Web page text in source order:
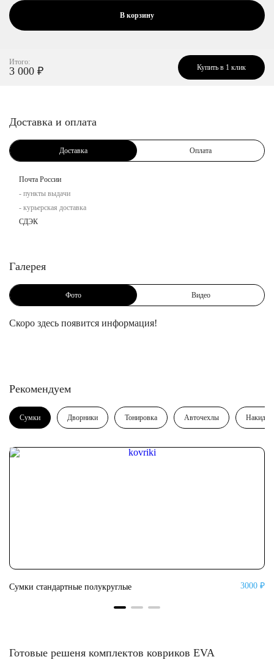
В корзину
Итого:
3 000 ₽ Купить в 1 клик
Доставка и оплата
Доставка Оплата
Почта России
- пункты выдачи
- курьерская доставка
СДЭК
Галерея
Фото Видео
Скоро здесь появится информация!
Рекомендуем
Сумки Дворники Тонировка Авточехлы Накидки
Сумки стандартные полукруглые 3000 ₽
Готовые решеня комплектов ковриков EVA